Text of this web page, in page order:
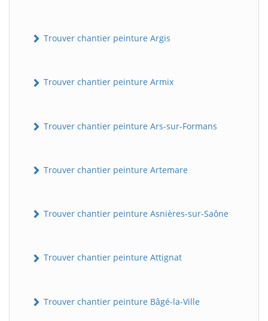
Trouver chantier peinture Argis
Trouver chantier peinture Armix
Trouver chantier peinture Ars-sur-Formans
Trouver chantier peinture Artemare
Trouver chantier peinture Asnières-sur-Saône
Trouver chantier peinture Attignat
Trouver chantier peinture Bâgé-la-Ville